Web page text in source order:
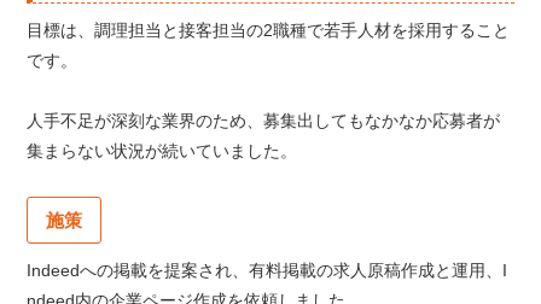
目標は、調理担当と接客担当の2職種で若手人材を採用すること
です。
人手不足が深刻な業界のため、募集出してもなかなか応募者が
集まらない状況が続いていました。
施策
Indeedへの掲載を提案され、有料掲載の求人原稿作成と運用、I
ndeed内の企業ページ作成を依頼しました。